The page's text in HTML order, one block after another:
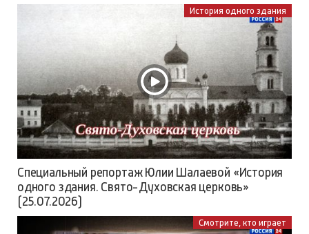
История одного здания
Специальный репортаж Юлии Шалаевой «История
одного здания. Свято-Духовская церковь»
(25.07.2026)
Смотрите, кто играет